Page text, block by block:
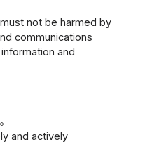
not be harmed by
communications
and
and actively